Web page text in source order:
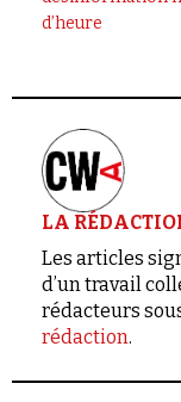
d’heure
LA
Les articles
d’un travail
rédacteurs
rédaction.